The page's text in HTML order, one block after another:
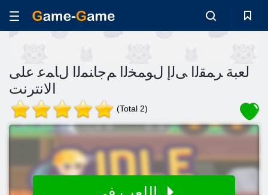
لعبة ﺮﻤﻘﻟﺍ ﻰﻟﺇ ﻝﻮﻤﺨﻟﺍ ﻢﺟﺎﻨﻤﻟﺍ ﻝﺎﻤﻋ على
الانترنت
(Total 2)